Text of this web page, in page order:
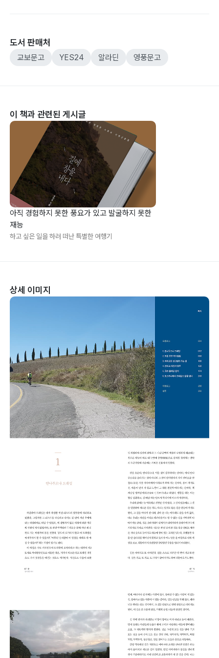
도서 판매처
교보문고 YES24 알라딘 영풍문고
이 책과 관련된 게시글
아직 경험하지 못한 풍요가 있고 발굴하지 못한
재능
하고 싶은 일을 하러 떠난 특별한 여행기
상세 이미지